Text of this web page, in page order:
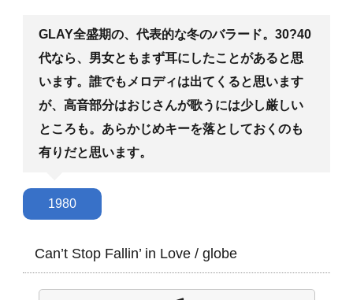
GLAY全盛期の、代表的な冬のバラード。30?40
代なら、男女ともまず耳にしたことがあると思
います。誰でもメロディは出てくると思います
が、高音部分はおじさんが歌うには少し厳しい
ところも。あらかじめキーを落としておくのも
有りだと思います。
1980
Can’t Stop Fallin’ in Love / globe